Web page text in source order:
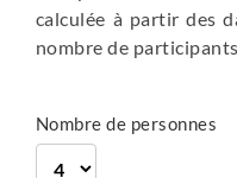
Plus de détails
calculée à partir des
nombre de
Nombre de personnes